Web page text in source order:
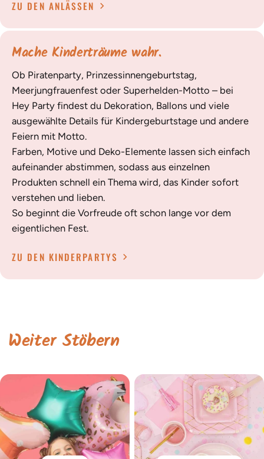
ZU DEN ANLÄSSEN
Mache Kinderträume wahr.
Ob Piratenparty, Prinzessinnengeburtstag,
Meerjungfrauenfest oder Superhelden-Motto – bei
Hey Party findest du Dekoration, Ballons und viele
ausgewählte Details für Kindergeburtstage und andere
Feiern mit Motto.
Farben, Motive und Deko-Elemente lassen sich einfach
aufeinander abstimmen, sodass aus einzelnen
Produkten schnell ein Thema wird, das Kinder sofort
verstehen und lieben.
So beginnt die Vorfreude oft schon lange vor dem
eigentlichen Fest.
ZU DEN KINDERPARTYS
Weiter Stöbern